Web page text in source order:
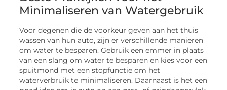
Minimaliseren van Watergebruik
Voor degenen die de voorkeur geven aan het thuis
wassen van hun auto, zijn er verschillende manieren
om water te besparen. Gebruik een emmer in plaats
van een slang om water te besparen en kies voor een
spuitmond met een stopfunctie om het
waterverbruik te minimaliseren. Daarnaast is het een